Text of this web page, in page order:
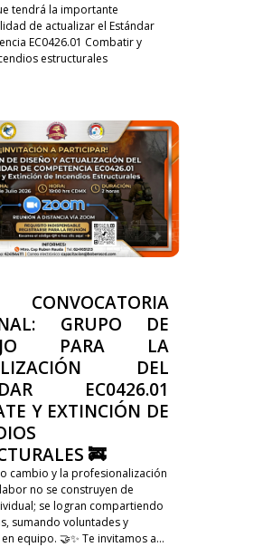
tendrá la importante
de actualizar el Estándar
EC0426.01 Combatir y
estructurales
GRUPO DE
PARA LA
DEL
EC0426.01
Y EXTINCIÓN DE
🚒
cambio y la profesionalización
no se construyen de
se logran compartiendo
sumando voluntades y
equipo. 🤝✨ Te invitamos a...